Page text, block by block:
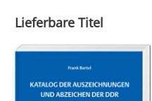
Lieferbare Titel